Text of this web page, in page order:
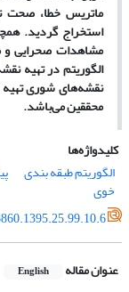
ماتریس خطا، صحت
استخراج گردید.
مشاهدات صحرایی و
الگوریتم در تهیه
نقشههای شوری
محققین میباشد.
کلیدواژه‌ها
الگوریتم طبقه بندی
خوی
عنوان مقاله English